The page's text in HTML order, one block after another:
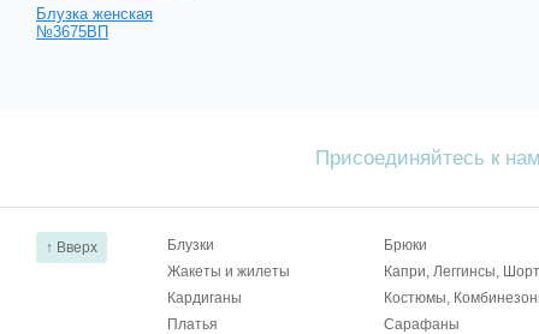
Блузка женская
№3675ВП
Присоединяйтесь к
↑ Вверх Блузки
Брюки
Жакеты и жилеты
Капри, Леггинсы,
Кардиганы
Костюмы,
Платья
Сарафаны